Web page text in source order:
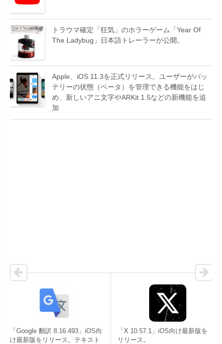
トラウマ確定「狂気」のホラーゲーム「Year Of
The Ladybug」日本語トレーラーが公開。
Apple、iOS 11.3を正式リリース。ユーザーがバッ
テリーの状態（ベータ）を管理できる機能をはじ
め、新しいアニ文字やARKit 1.5などの新機能を追
加
「Google 翻訳 8.16.493」iOS向
け最新版をリリース。テキスト
「X 10.57.1」iOS向け最新版を
リリース。